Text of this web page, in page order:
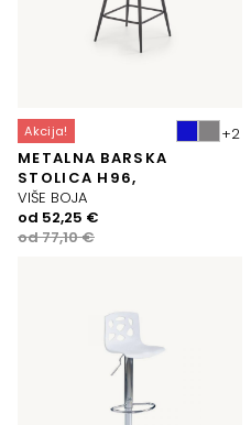
Akcija!
METALNA BARSKA
STOLICA H96,
VIŠE BOJA
od77,10€
Izvorna
cijena
od 52,25 €
Trenutna
cijena